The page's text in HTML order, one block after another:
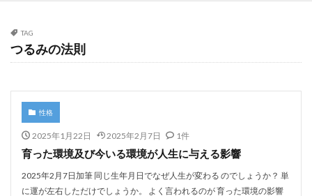
TAG
つるみの法則
性格
2025年1月22日 2025年2月7日 1件
育った環境及び今いる環境が人生に与える影響
2025年2月7日加筆 同じ生年月日でなぜ人生が変わる のでしょうか？ 単
に運が左右しただけでしょうか。 よく言われるのが 育った環境の影響